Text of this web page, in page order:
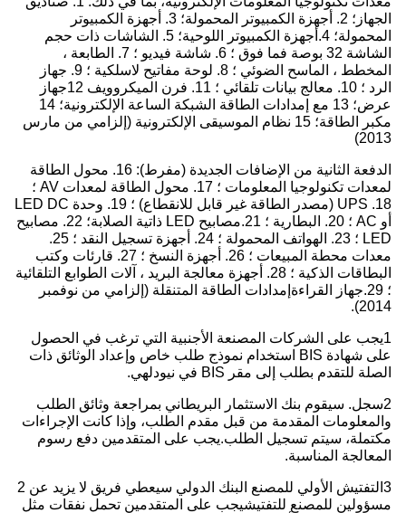
الجهاز؛ 2. أجهزة الكمبيوتر المحمولة؛ 3. أجهزة الكمبيوتر
المحمولة؛ 4.أجهزة الكمبيوتر اللوحية؛ 5. الشاشات ذات حجم
الشاشة 32 بوصة فما فوق ؛ 6. شاشة فيديو ؛ 7. الطابعة ،
المخطط ، الماسح الضوئي ؛ 8. لوحة مفاتيح لاسلكية ؛ 9. جهاز
الرد ؛ 10. معالج بيانات تلقائي ؛ 11. فرن الميكروويف 12جهاز
عرض؛ 13 مع إمدادات الطاقة الشبكة الساعة الإلكترونية؛ 14
مكبر الطاقة؛ 15 نظام الموسيقى الإلكترونية (إلزامي من مارس
2013)
الدفعة الثانية من الإضافات الجديدة (مفرط): 16. محول الطاقة
لمعدات تكنولوجيا المعلومات ؛ 17. محول الطاقة لمعدات AV ؛
18. UPS (مصدر الطاقة غير قابل للانقطاع) ؛ 19. وحدة LED DC
أو AC ؛ 20. البطارية ؛ 21.مصابيح LED ذاتية الصلابة؛ 22. مصابيح
LED ؛ 23. الهواتف المحمولة ؛ 24. أجهزة تسجيل النقد ؛ 25.
معدات محطة المبيعات ؛ 26. أجهزة النسخ ؛ 27. قارئات وكتب
البطاقات الذكية ؛ 28. أجهزة معالجة البريد ، آلات الطوابع التلقائية
؛ 29.جهاز القراءةإمدادات الطاقة المتنقلة (إلزامي من نوفمبر
2014).
1يجب على الشركات المصنعة الأجنبية التي ترغب في الحصول
على شهادة BIS استخدام نموذج طلب خاص وإعداد الوثائق ذات
الصلة للتقدم بطلب إلى مقر BIS في نيودلهي.
2سجل. سيقوم بنك الاستثمار البريطاني بمراجعة وثائق الطلب
والمعلومات المقدمة من قبل مقدم الطلب، وإذا كانت الإجراءات
مكتملة، سيتم تسجيل الطلب.يجب على المتقدمين دفع رسوم
المعالجة المناسبة.
3التفتيش الأولي للمصنع البنك الدولي سيعطي فريق لا يزيد عن 2
مسؤولين للمصنع للتفتيشيجب على المتقدمين تحمل نفقات مثل